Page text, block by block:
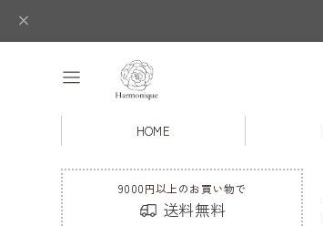
HOME
9000円以上のお買い物で
送料無料